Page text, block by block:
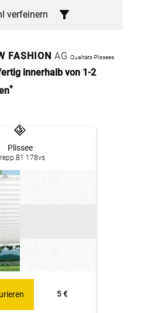
verfeinern
FASHION AG Qualitäts Plissees
innerhalb von 1-2
*
Plissee
B1 178vs
5 €